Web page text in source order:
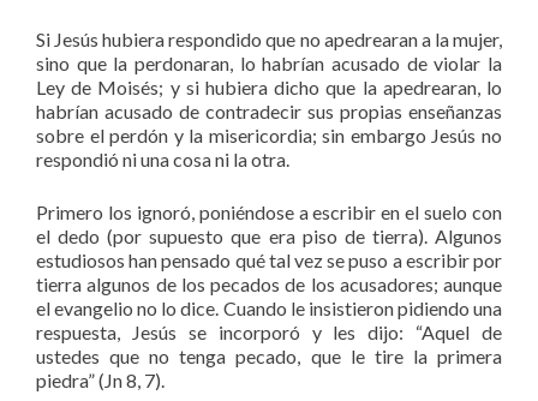
Si Jesús hubiera respondido que no apedrearan a la mujer,
sino que la perdonaran, lo habrían acusado de violar la
Ley de Moisés; y si hubiera dicho que la apedrearan, lo
habrían acusado de contradecir sus propias enseñanzas
sobre el perdón y la misericordia; sin embargo Jesús no
respondió ni una cosa ni la otra.
Primero los ignoró, poniéndose a escribir en el suelo con
el dedo (por supuesto que era piso de tierra). Algunos
estudiosos han pensado qué tal vez se puso a escribir por
tierra algunos de los pecados de los acusadores; aunque
el evangelio no lo dice. Cuando le insistieron pidiendo una
respuesta, Jesús se incorporó y les dijo: “Aquel de
ustedes que no tenga pecado, que le tire la primera
piedra” (Jn 8, 7).